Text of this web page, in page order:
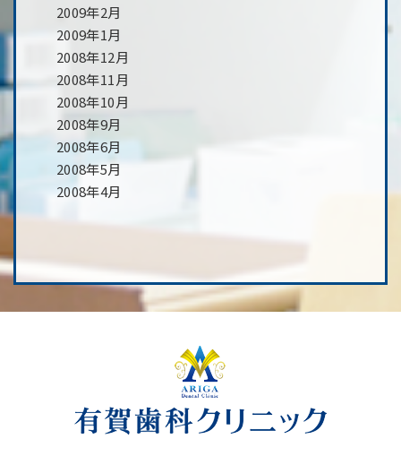
2009年2月
2009年1月
2008年12月
2008年11月
2008年10月
2008年9月
2008年6月
2008年5月
2008年4月